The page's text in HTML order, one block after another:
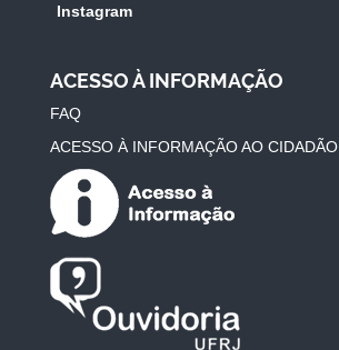
Instagram
ACESSO À INFORMAÇÃO
FAQ
ACESSO À INFORMAÇÃO AO CIDADÃO